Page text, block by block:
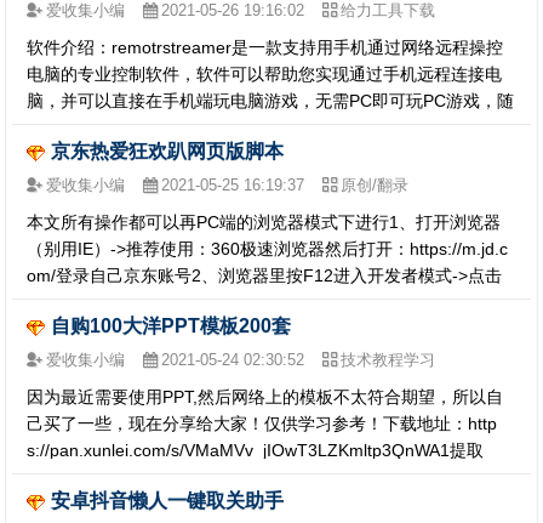
爱收集小编 2021-05-26 19:16:02 给力工具下载
软件介绍：remotrstreamer是一款支持用手机通过网络远程操控
电脑的专业控制软件，软件可以帮助您实现通过手机远程连接电
脑，并可以直接在手机端玩电脑游戏，无需PC即可玩PC游戏，随
都可以在设备上面玩电脑游戏，可以直接在浏览器中…
京东热爱狂欢趴网页版脚本
爱收集小编 2021-05-25 16:19:37 原创/翻录
本文所有操作都可以再PC端的浏览器模式下进行1、打开浏览器
（别用IE）->推荐使用：360极速浏览器然后打开：https://m.jd.c
om/登录自己京东账号2、浏览器里按F12进入开发者模式->点击
览器…自购100大洋PPT模板200套
爱收集小编 2021-05-24 02:30:52 技术教程学习
因为最近需要使用PPT,然后网络上的模板不太符合期望，所以自
己买了一些，现在分享给大家！仅供学习参考！下载地址：http
s://pan.xunlei.com/s/VMaMVv_jIOwT3LZKmltp3QnWA1提取
安卓抖音懒人一键取关助手